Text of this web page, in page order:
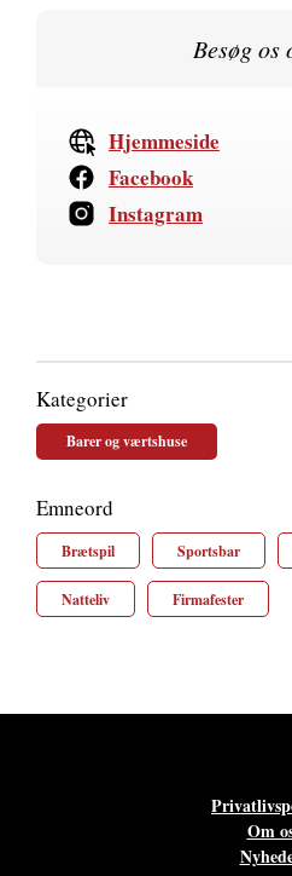
Besøg os
Hjemmeside
Facebook
Instagram
Kategorier
Barer og værtshuse
Emneord
Brætspil Sportsbar
Natteliv Firmafester
Om